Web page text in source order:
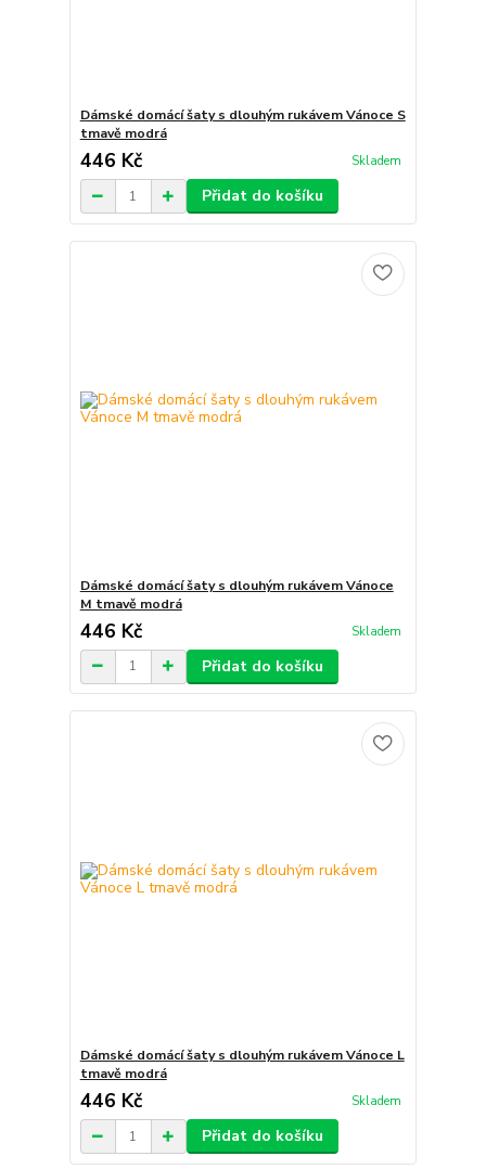
Dámské domácí šaty s dlouhým rukávem Vánoce S
tmavě modrá
446 Kč Skladem
Přidat do košíku
Dámské domácí šaty s dlouhým rukávem Vánoce
M tmavě modrá
446 Kč Skladem
Přidat do košíku
Dámské domácí šaty s dlouhým rukávem Vánoce L
tmavě modrá
446 Kč Skladem
Přidat do košíku